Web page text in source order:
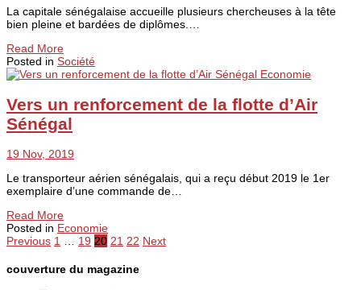
La capitale sénégalaise accueille plusieurs chercheuses à la tête
bien pleine et bardées de diplômes.…
Read More
Posted in Société
Economie
Vers un renforcement de la flotte d’Air
Sénégal
19 Nov, 2019
Le transporteur aérien sénégalais, qui a reçu début 2019 le 1er
exemplaire d’une commande de…
Read More
Posted in Economie
Previous 1 19 20 21 22 Next
couverture du magazine